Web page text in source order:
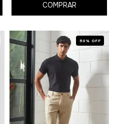
COMPRAR
50% OFF